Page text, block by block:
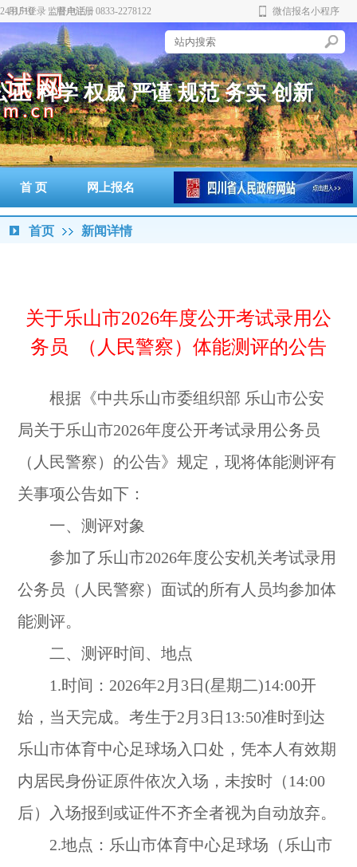
用户登录 用户注册
监督电话：0833-2278122 微信报名小程序
正 科学 权威 严谨 规范 务实 创新
首 页 网上报名 准考证打印 通知书打印
成绩查询 政策法规
首页 新闻详情
关于乐山市2026年度公开考试录用公
务员 （人民警察）体能测评的公告
根据《中共乐山市委组织部 乐山市公安
局关于乐山市2026年度公开考试录用公务员
（人民警察）的公告》规定，现将体能测评有
关事项公告如下：
一、测评对象
参加了乐山市2026年度公安机关考试录用
公务员（人民警察）面试的所有人员均参加体
能测评。
二、测评时间、地点
1.时间：2026年2月3日(星期二)14:00开
始，当天完成。考生于2月3日13:50准时到达
乐山市体育中心足球场入口处，凭本人有效期
内居民身份证原件依次入场，未按时（14:00
后）入场报到或证件不齐全者视为自动放弃。
2.地点：乐山市体育中心足球场（乐山市